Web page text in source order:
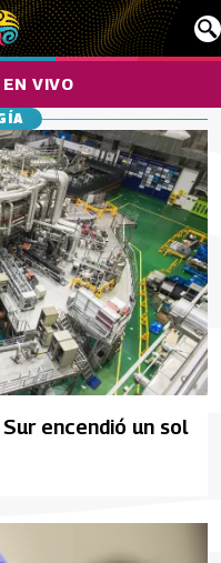
VIVO
encendió un sol